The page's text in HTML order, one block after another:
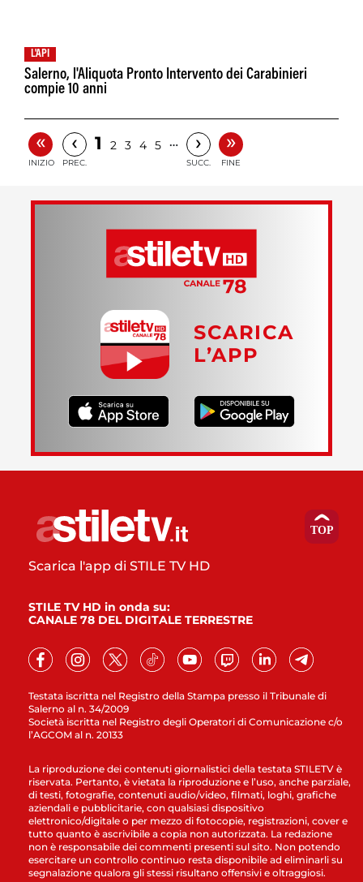
L'API
Salerno, l'Aliquota Pronto Intervento dei Carabinieri
compie 10 anni
«
INIZIO
‹
PREC.
1 2 3 4 5 … ›
SUCC.
»
FINE
SCARICA
L’APP
Testata iscritta nel Registro della Stampa presso il Tribunale di
Salerno al n. 34/2009
Società iscritta nel Registro degli Operatori di Comunicazione c/o
l’AGCOM al n. 20133
Scarica l'app di STILE TV HD
STILE TV HD in onda su:
CANALE 78 DEL DIGITALE TERRESTRE
La riproduzione dei contenuti giornalistici della testata STILETV è
riservata. Pertanto, è vietata la riproduzione e l’uso, anche parziale,
di testi, fotografie, contenuti audio/video, filmati, loghi, grafiche
aziendali e pubblicitarie, con qualsiasi dispositivo
elettronico/digitale o per mezzo di fotocopie, registrazioni, cover e
tutto quanto è ascrivibile a copia non autorizzata. La redazione
non è responsabile dei commenti presenti sul sito. Non potendo
esercitare un controllo continuo resta disponibile ad eliminarli su
segnalazione qualora gli stessi risultano offensivi e oltraggiosi.